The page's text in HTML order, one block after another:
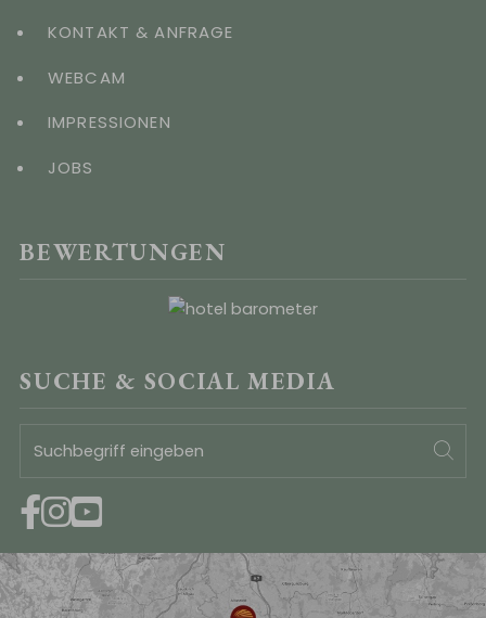
KONTAKT & ANFRAGE
WEBCAM
IMPRESSIONEN
JOBS
BEWERTUNGEN
SUCHE & SOCIAL MEDIA
eingeben